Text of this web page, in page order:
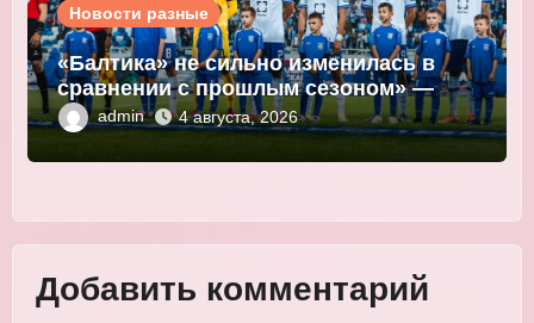
Новости разные
«Балтика» не сильно изменилась в
сравнении с прошлым сезоном» —
Морadmin 4 августа, 2026
Добавить комментарий